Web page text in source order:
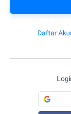
Daftar